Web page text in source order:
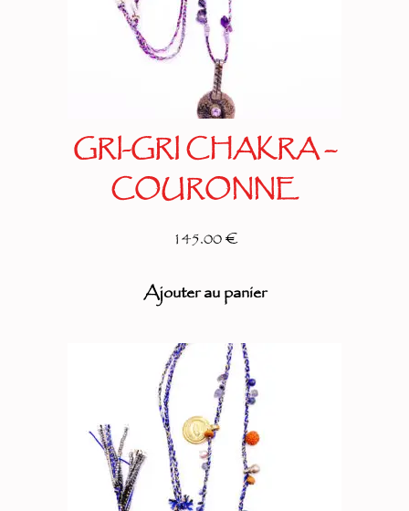
GRI-GRI CHAKRA –
COURONNE
145.00 €
Ajouter au panier